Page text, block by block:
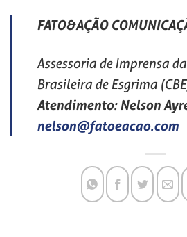
FATO&AÇÃO
Assessoria de Imprensa
Brasileira de Esgrima
Atendimento: Nelson
nelson@fatoeacao.com